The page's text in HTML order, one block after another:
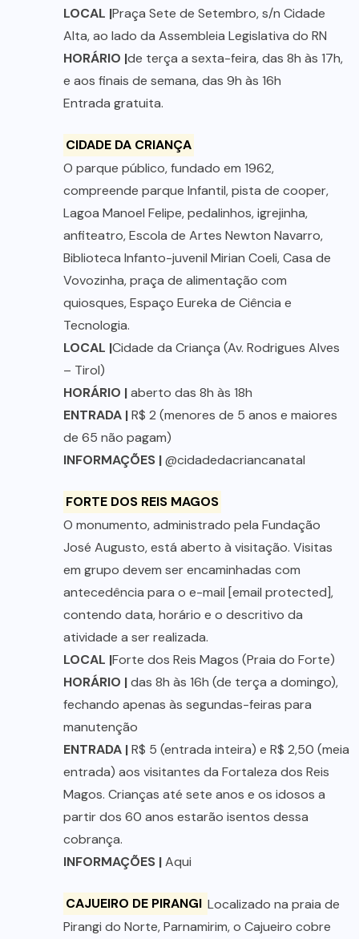
LOCAL |Praça Sete de Setembro, s/n Cidade
Alta, ao lado da Assembleia Legislativa do RN
HORÁRIO |de terça a sexta-feira, das 8h às 17h,
e aos finais de semana, das 9h às 16h
Entrada gratuita.
CIDADE DA CRIANÇA
O parque público, fundado em 1962,
compreende parque Infantil, pista de cooper,
Lagoa Manoel Felipe, pedalinhos, igrejinha,
anfiteatro, Escola de Artes Newton Navarro,
Biblioteca Infanto-juvenil Mirian Coeli, Casa de
Vovozinha, praça de alimentação com
quiosques, Espaço Eureka de Ciência e
Tecnologia.
LOCAL |Cidade da Criança (Av. Rodrigues Alves
– Tirol)
HORÁRIO |aberto das 8h às 18h
ENTRADA |R$ 2 (menores de 5 anos e maiores
de 65 não pagam)
INFORMAÇÕES |@cidadedacriancanatal
FORTE DOS REIS MAGOS
O monumento, administrado pela Fundação
José Augusto, está aberto à visitação. Visitas
em grupo devem ser encaminhadas com
antecedência para o e-mail [email protected],
contendo data, horário e o descritivo da
atividade a ser realizada.
LOCAL |Forte dos Reis Magos (Praia do Forte)
HORÁRIO |das 8h às 16h (de terça a domingo),
fechando apenas às segundas-feiras para
manutenção
ENTRADA |R$ 5 (entrada inteira) e R$ 2,50 (meia
entrada) aos visitantes da Fortaleza dos Reis
Magos. Crianças até sete anos e os idosos a
partir dos 60 anos estarão isentos dessa
cobrança.
INFORMAÇÕES |Aqui
CAJUEIRO DE PIRANGI Localizado na praia de
Pirangi do Norte, Parnamirim, o Cajueiro cobre